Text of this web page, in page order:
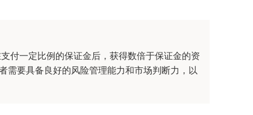
付一定比例的保证金后，获得数倍于保证金的资
需要具备良好的风险管理能力和市场判断力，以